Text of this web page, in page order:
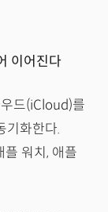
이어진다
드(iCloud)를
기화한다.
플 워치, 애플